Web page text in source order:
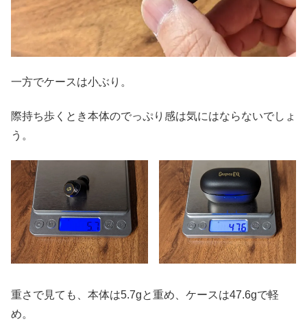
一方でケースは小ぶり。
際持ち歩くとき本体のでっぷり感は気にはならないでしょ
う。
重さで見ても、本体は5.7gと重め、ケースは47.6gで軽
め。